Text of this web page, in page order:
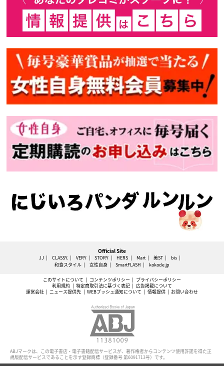
Official Site
JJ CLASSY. VERY STORY HERS Mart 美ST
bis
和食スタイル
女性自身 SmartFLASH kokode.jp
このサイトについて コンテンツポリシー
プライバシーポリシー
利用規約
特定商取引法に基づく表記
広告掲載について
運営会社
ニュース提供先 WEBプッシュ通知について 情報提供 お問い合わせ
ABJマークは、この電子書店・電子書籍配信サービスが、著作権者からコンテンツ使用許諾を得た正
規版配信サービスであることを示す登録商標（登録番号 第6091713号）です。